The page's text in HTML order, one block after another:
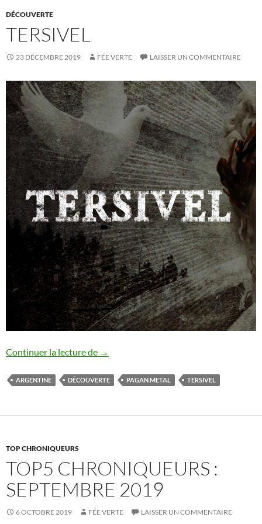
DÉCOUVERTE
TERSIVEL
23 DÉCEMBRE 2019 FÉE VERTE LAISSER UN COMMENTAIRE
Continuer la lecture de Tersivel
→
ARGENTINE DÉCOUVERTE PAGAN METAL TERSIVEL
TOP CHRONIQUEURS
TOP5 CHRONIQUEURS :
SEPTEMBRE 2019
6 OCTOBRE 2019 FÉE VERTE LAISSER UN COMMENTAIRE